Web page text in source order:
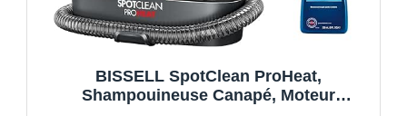
BISSELL SpotClean ProHeat,
Shampouineuse Canapé, Moteur